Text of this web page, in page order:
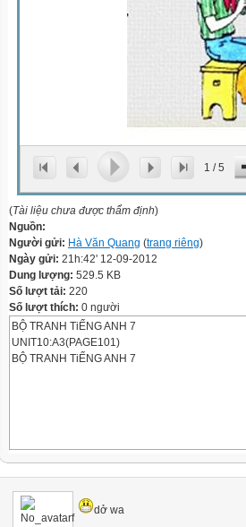
1 /5
(Tài liệu chưa được thẩm định)
Nguồn:
Người gửi: Hà Văn Quang (trang riêng)
Ngày gửi: 21h:42' 12-09-2012
Dung lượng: 529.5 KB
Số lượt tải: 220
Số lượt thích: 0 người
BỘ TRANH TiẾNG ANH 7
UNIT10:A3(PAGE101)
BỘ TRANH TiẾNG ANH 7
UNIT10:B3(PAGE104)
BỘ TRANH TiẾNG ANH 7
dở wa